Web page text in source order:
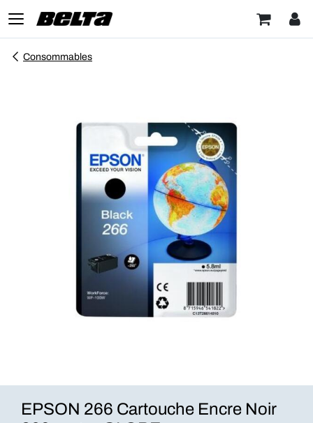
Consommables
EPSON 266 Cartouche Encre Noir